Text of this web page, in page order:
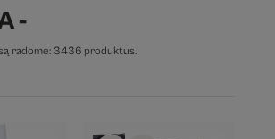
-
radome: 3436 produktus.